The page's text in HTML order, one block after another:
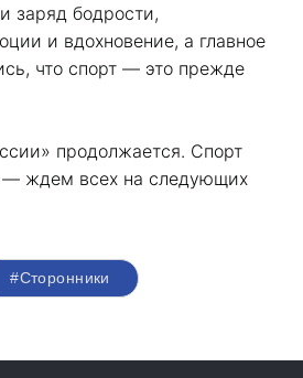
заряд бодрости,
и вдохновение, а главное
что спорт — это прежде
продолжается. Спорт
— ждем всех на следующих
#Сторонники